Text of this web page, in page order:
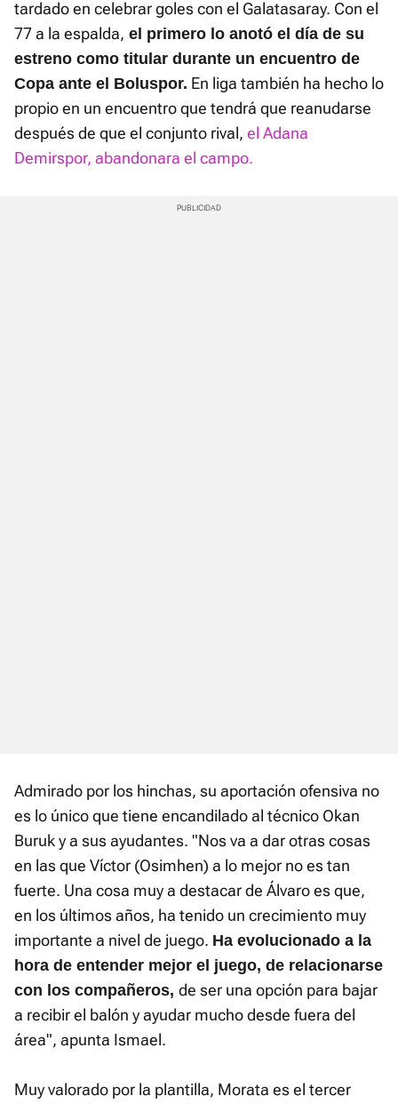
tardado en celebrar goles con el Galatasaray. Con el
77 a la espalda, el primero lo anotó el día de su
estreno como titular durante un encuentro de
Copa ante el Boluspor. En liga también ha hecho lo
propio en un encuentro que tendrá que reanudarse
después de que el conjunto rival, el Adana
Demirspor, abandonara el campo.
Admirado por los hinchas, su aportación ofensiva no
es lo único que tiene encandilado al técnico Okan
Buruk y a sus ayudantes. "Nos va a dar otras cosas
en las que Víctor (Osimhen) a lo mejor no es tan
fuerte. Una cosa muy a destacar de Álvaro es que,
en los últimos años, ha tenido un crecimiento muy
importante a nivel de juego. Ha evolucionado a la
hora de entender mejor el juego, de relacionarse
con los compañeros, de ser una opción para bajar
a recibir el balón y ayudar mucho desde fuera del
área", apunta Ismael.
Muy valorado por la plantilla, Morata es el tercer